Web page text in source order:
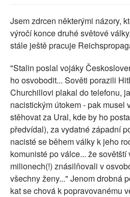
Jsem zdrcen některými názory,
výročí konce druhé světové
stále ještě pracuje
"Stalin poslal vojáky
ho osvobodit... Sověti porazili
Churchillovi plakal do telefonu,
nacistickým útokem - pak musel
stěhovat za Ural, kde by ho
předvídal), za vydatné západní
nacisté se během války k jeho
komunisté po válce... že
milionech(!) znásilňovali v
všechny ženy..." Jenom drobná
kat se chová k popravovanému